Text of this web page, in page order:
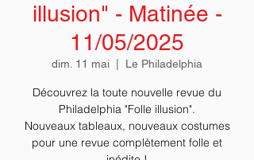
illusion" - Matinée -
11/05/2025
dim. 11 mai Le Philadelphia
Découvrez la toute nouvelle revue du
Philadelphia "Folle illusion".
Nouveaux tableaux, nouveaux costumes
pour une revue complètement folle et